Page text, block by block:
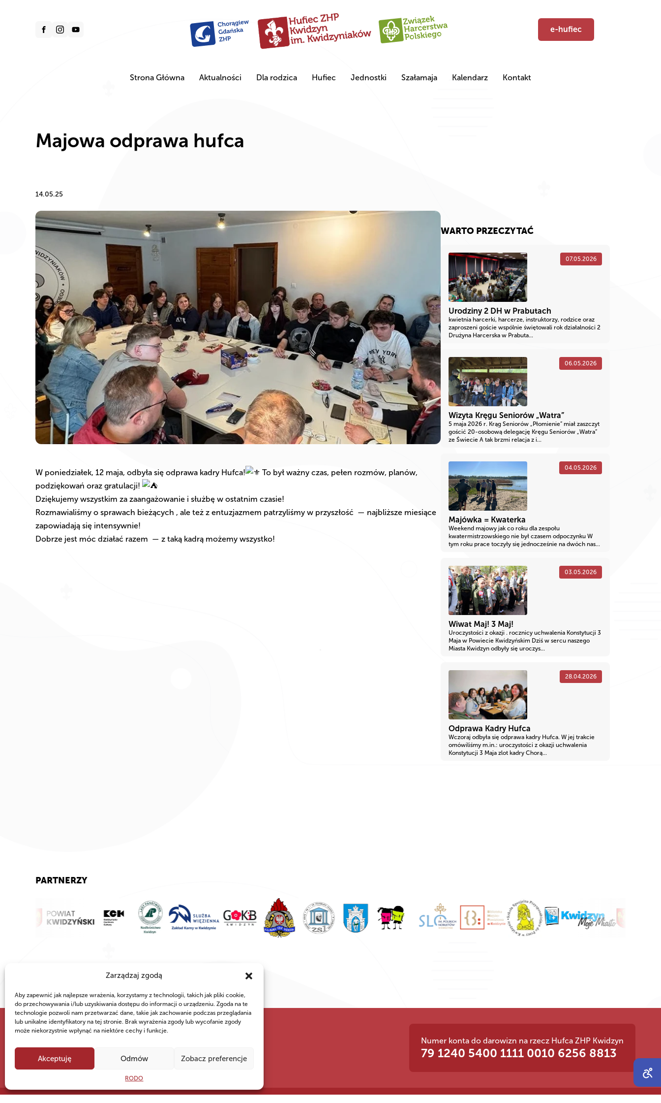
Zarządzaj zgodą
Aby zapewnić jak najlepsze wrażenia, korzystamy z technologii, takich jak pliki cookie,
do przechowywania i/lub uzyskiwania dostępu do informacji o urządzeniu. Zgoda na te
technologie pozwoli nam przetwarzać dane, takie jak zachowanie podczas przeglądania
lub unikalne identyfikatory na tej stronie. Brak wyrażenia zgody lub wycofanie zgody
może niekorzystnie wpłynąć na niektóre cechy i funkcje.
Akceptuję Odmów Zobacz preferencje
RODO
e-hufiec
Strona Główna Aktualności Dla rodzica Hufiec Jednostki Szałamaja Kalendarz Kontakt
Majowa odprawa hufca
14.05.25
W poniedziałek, 12 maja, odbyła się odprawa kadry Hufca!
To był ważny czas, pełen rozmów, planów,
podziękowań oraz gratulacji!
Dziękujemy wszystkim za zaangażowanie i służbę w ostatnim czasie!
Rozmawialiśmy o sprawach bieżących , ale też z entuzjazmem patrzyliśmy w przyszłość — najbliższe miesiące
zapowiadają się intensywnie!
Dobrze jest móc działać razem — z taką kadrą możemy wszystko!
WARTO PRZECZYTAĆ
07.05.2026
Urodziny 2 DH w Prabutach
kwietnia harcerki, harcerze, instruktorzy, rodzice oraz
zaproszeni goście wspólnie świętowali rok działalności 2
Drużyna Harcerska w Prabuta...
06.05.2026
Wizyta Kręgu Seniorów „Watra”
5 maja 2026 r. Krąg Seniorów „Płomienie” miał zaszczyt
gościć 20-osobową delegację Kręgu Seniorów „Watra”
ze Świecie A tak brzmi relacja z i...
04.05.2026
Majówka = Kwaterka
Weekend majowy jak co roku dla zespołu
kwatermistrzowskiego nie był czasem odpoczynku W
tym roku prace toczyły się jednocześnie na dwóch nas...
03.05.2026
Wiwat Maj! 3 Maj!
Uroczystości z okazji . rocznicy uchwalenia Konstytucji 3
Maja w Powiecie Kwidzyńskim Dziś w sercu naszego
Miasta Kwidzyn odbyły się uroczys...
28.04.2026
Odprawa Kadry Hufca
Wczoraj odbyła się odprawa kadry Hufca. W jej trakcie
omówiliśmy m.in.: uroczystości z okazji uchwalenia
Konstytucji 3 Maja zlot kadry Chorą...
PARTNERZY
WSPÓLNIE DLA HARCERSKIEJ MISJI
Twoje wsparcie, nasza siła!
Numer konta do darowizn na rzecz Hufca ZHP Kwidzyn
79 ‍1240 ‍5400 ‍1111 ‍0010 ‍6256 ‍8813